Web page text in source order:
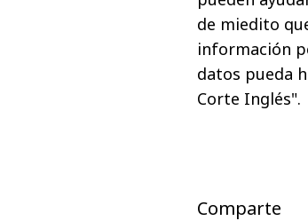
de miedito
información
datos pueda
Corte Inglés".
Comparte